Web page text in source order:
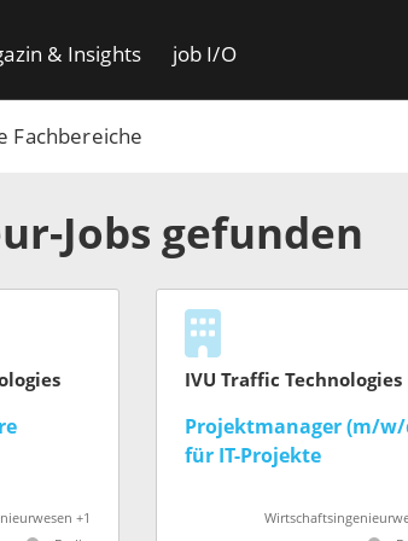
Fachbereiche
& Insights job I/O
Jobs gefunden
+1
IVU Traffic Technologies
Projektmanager (m/w/
für IT-Projekte